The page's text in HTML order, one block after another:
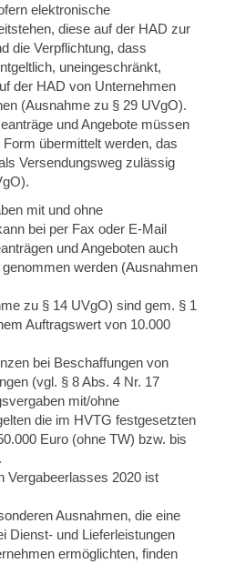
elektronische
diese auf der HAD zur
die Verpflichtung, dass
uneingeschränkt,
der HAD von Unternehmen
(Ausnahme zu § 29 UVgO).
und Angebote müssen
übermittelt werden, das
Versendungsweg zulässig
mit und ohne
bei per Fax oder E-Mail
und Angeboten auch
werden (Ausnahmen
zu § 14 UVgO) sind gem. § 1
Auftragswert von 10.000
bei Beschaffungen von
(vgl. § 8 Abs. 4 Nr. 17
mit/ohne
die im HVTG festgesetzten
Euro (ohne TW) bzw. bis
Vergabeerlasses 2020 ist
Ausnahmen, die eine
Dienst- und Lieferleistungen
ermöglichten, finden